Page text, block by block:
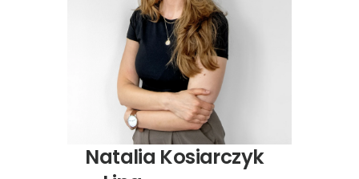
Natalia Kosiarczyk